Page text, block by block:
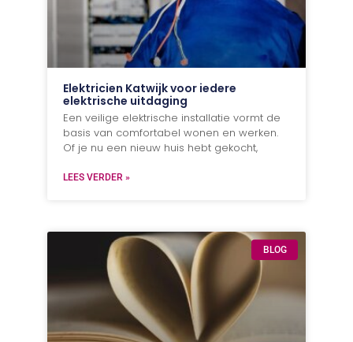
Elektricien Katwijk voor iedere
elektrische uitdaging
Een veilige elektrische installatie vormt de
basis van comfortabel wonen en werken.
Of je nu een nieuw huis hebt gekocht,
LEES VERDER »
BLOG